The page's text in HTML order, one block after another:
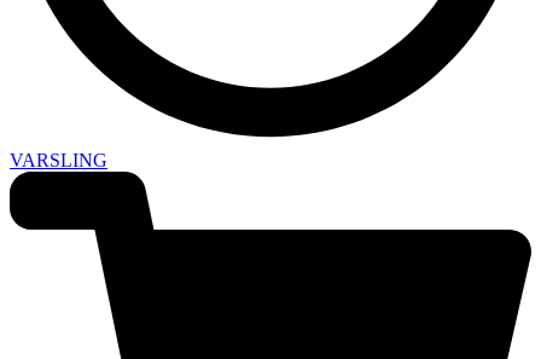
VARSLING